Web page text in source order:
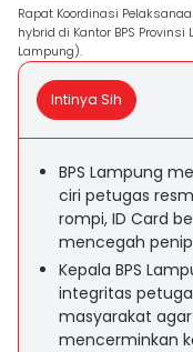
Rapat Koordinasi
hybrid di Kantor BPS
Lampung).
Intinya Sih
BPS Lampung
ciri petugas
rompi, ID Card
mencegah
Kepala BPS
integritas
masyarakat
mencerminkan